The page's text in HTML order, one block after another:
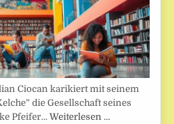
Ciocan karikiert mit seinem
die Gesellschaft seines
Pfeifer…Weiterlesen …